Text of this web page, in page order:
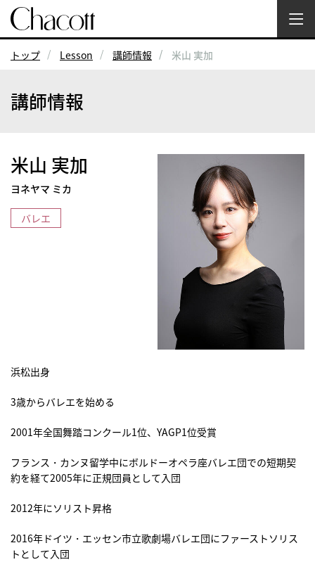
トップ Lesson 講師情報 米山 実加
講師情報
米山 実加
ヨネヤマ ミカ
バレエ
浜松出身
3歳からバレエを始める
2001年全国舞踏コンクール1位、YAGP1位受賞
フランス・カンヌ留学中にボルドーオペラ座バレエ団での短期契
約を経て2005年に正規団員として入団
2012年にソリスト昇格
2016年ドイツ・エッセン市立歌劇場バレエ団にファーストソリス
トとして入団